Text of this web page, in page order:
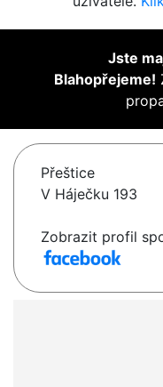
Jste
Blahopřejeme!
Přeštice
V Háječku 193
Zobrazit profil